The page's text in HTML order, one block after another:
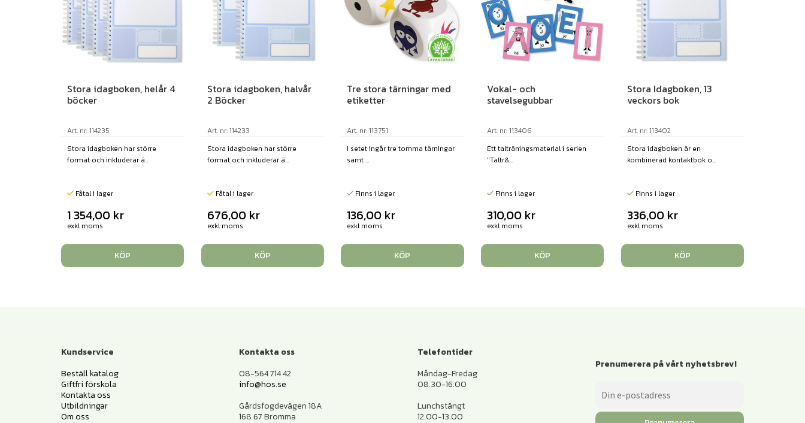
Stora idagboken, helår 4
böcker
Art. nr: 114235
Stora idagboken har större
format och inkluderar ä...
Fåtal i lager
1 354,00 kr
exkl moms
KÖP
Stora idagboken, halvår
2 Böcker
Art. nr: 114233
Stora idagboken har större
format och inkluderar ä...
Fåtal i lager
676,00 kr
exkl moms
KÖP
Tre stora tärningar med
etiketter
Art. nr: 113751
I setet ingår tre tomma tärningar
samt ...
Finns i lager
136,00 kr
exkl moms
KÖP
Vokal- och
stavelsegubbar
Art. nr: 113406
Ett talträningsmaterial i serien
"Taltr&...
Finns i lager
310,00 kr
exkl moms
KÖP
Stora Idagboken, 13
veckors bok
Art. nr: 113402
Stora idagboken är en
kombinerad kontaktbok o...
Finns i lager
336,00 kr
exkl moms
KÖP
Kundservice
Beställ katalog
Giftfri förskola
Kontakta oss
Utbildningar
Om oss
Kontakta oss
08-564 714 42
info@hos.se
Gårdsfogdevägen 18A
168 67 Bromma
Telefontider
Måndag-Fredag
08.30-16.00
Lunchstängt
12.00-13.00
Prenumerera på vårt nyhetsbrev!